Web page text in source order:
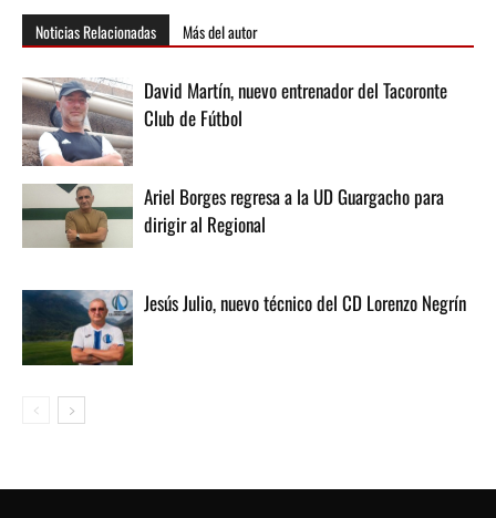
Noticias Relacionadas Más del autor
David Martín, nuevo entrenador del Tacoronte
Club de Fútbol
Ariel Borges regresa a la UD Guargacho para
dirigir al Regional
Jesús Julio, nuevo técnico del CD Lorenzo Negrín